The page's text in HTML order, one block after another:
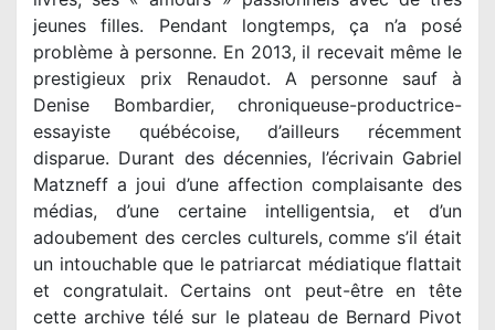
jeunes filles. Pendant longtemps, ça n’a posé
problème à personne. En 2013, il recevait même le
prestigieux prix Renaudot. A personne sauf à
Denise Bombardier, chroniqueuse-productrice-
essayiste québécoise, d’ailleurs récemment
disparue. Durant des décennies, l’écrivain Gabriel
Matzneff a joui d’une affection complaisante des
médias, d’une certaine intelligentsia, et d’un
adoubement des cercles culturels, comme s’il était
un intouchable que le patriarcat médiatique flattait
et congratulait. Certains ont peut-être en tête
cette archive télé sur le plateau de Bernard Pivot